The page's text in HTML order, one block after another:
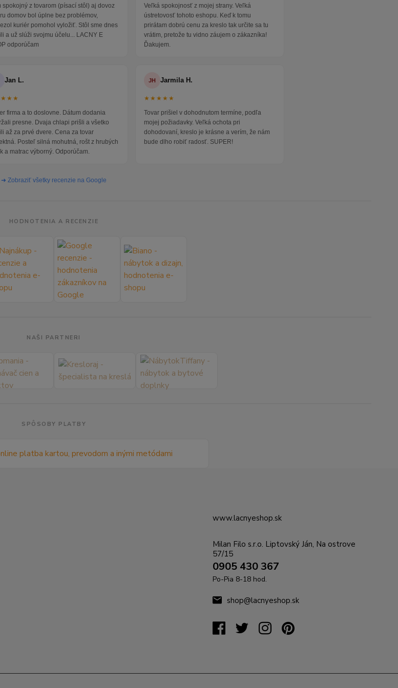
spokojný z tovarom (písací stôl) aj dovoz
domov bol úplne bez problémov,
kuriér pomohol vyložiť. Stôl sme dnes
a už slúži svojmu účelu... LACNY E
odporúčam
Veľká spokojnosť z mojej strany. Veľká
ústretovosť tohoto eshopu. Keď k tomu
prirátam dobrú cenu za kreslo tak určite sa tu
vrátim, pretože tu vidno záujem o zákazníka!
Ďakujem.
Jan L.
firma a to doslovne. Dátum dodania
presne. Dvaja chlapi prišli a všetko
až za prvé dvere. Cena za tovar
Posteľ silná mohutná, rošt z hrubých
a matrac výborný. Odporúčam.
JH Jarmila H.
★★★★★
Tovar prišiel v dohodnutom termíne, podľa
mojej požiadavky. Veľká ochota pri
dohodovaní, kreslo je krásne a verím, že nám
bude dlho robiť radosť. SUPER!
➜ Zobraziť všetky recenzie na Google
HODNOTENIA A RECENZIE
NAŠI PARTNERI
SPÔSOBY PLATBY
www.lacnyeshop.sk
Milan Filo s.r.o. Liptovský Ján, Na ostrove
57/15
0905 430 367
Po-Pia 8-18 hod.
shop@lacnyeshop.sk